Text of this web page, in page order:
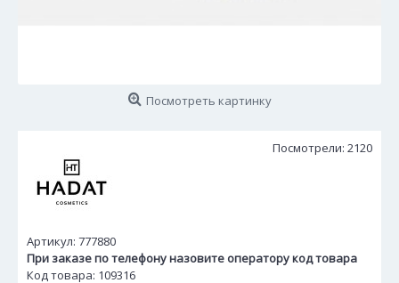
Посмотреть картинку
Посмотрели: 2120
Артикул: 777880
При заказе по телефону назовите оператору код товара
Код товара: 109316